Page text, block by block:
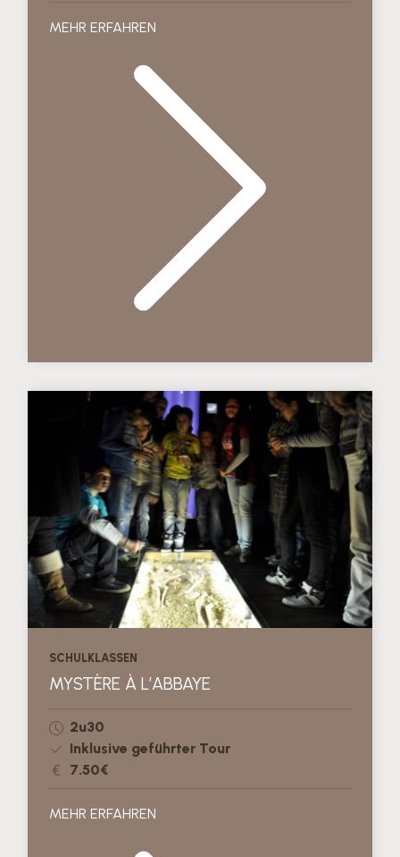
MEHR ERFAHREN
SCHULKLASSEN
MYSTÈRE À L’ABBAYE
2u30
Inklusive geführter Tour
7.50€
MEHR ERFAHREN